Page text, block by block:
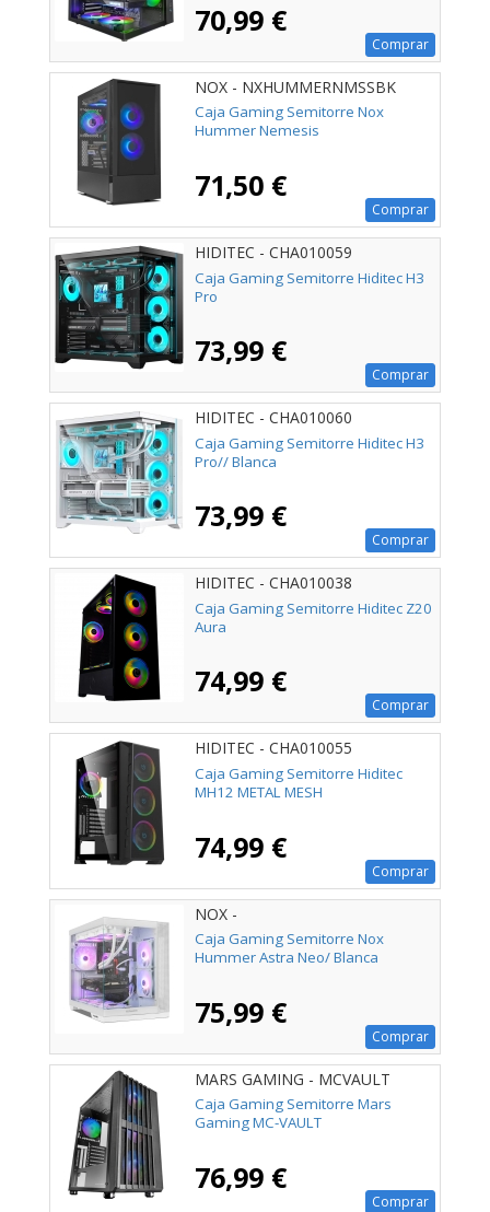
70,99 €
Comprar
NOX - NXHUMMERNMSSBK
Caja Gaming Semitorre Nox
Hummer Nemesis
71,50 €
Comprar
HIDITEC - CHA010059
Caja Gaming Semitorre Hiditec H3
Pro
73,99 €
Comprar
HIDITEC - CHA010060
Caja Gaming Semitorre Hiditec H3
Pro// Blanca
73,99 €
Comprar
HIDITEC - CHA010038
Caja Gaming Semitorre Hiditec Z20
Aura
74,99 €
Comprar
HIDITEC - CHA010055
Caja Gaming Semitorre Hiditec
MH12 METAL MESH
74,99 €
Comprar
NOX -
NXHUMMERASTRANEOWH
Caja Gaming Semitorre Nox
Hummer Astra Neo/ Blanca
75,99 €
Comprar
MARS GAMING - MCVAULT
Caja Gaming Semitorre Mars
Gaming MC-VAULT
76,99 €
Comprar